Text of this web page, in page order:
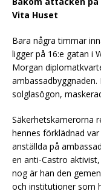
Vita Huset
Bara några timmar
ligger på 16:e gatan i
Morgan
solglasögon,
Säkerhetskamerorna
hennes förklädnad
anställda på
en anti-Castro
nog är han den
och institutioner som